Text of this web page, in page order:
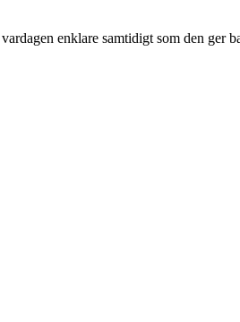
enklare samtidigt som den ger